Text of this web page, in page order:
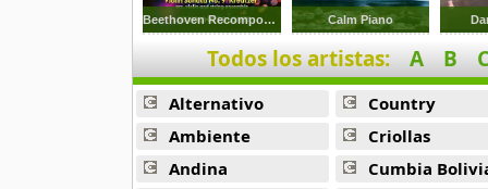
9 músicas online
Anonimus
20 músicas online
Anton La Voz De Oro
10 músicas online
Beethoven Recomposed Calm Piano
Todos los artistas: A B
Alternativo
Ambiente
Andina
Country
Criollas
Cumbia